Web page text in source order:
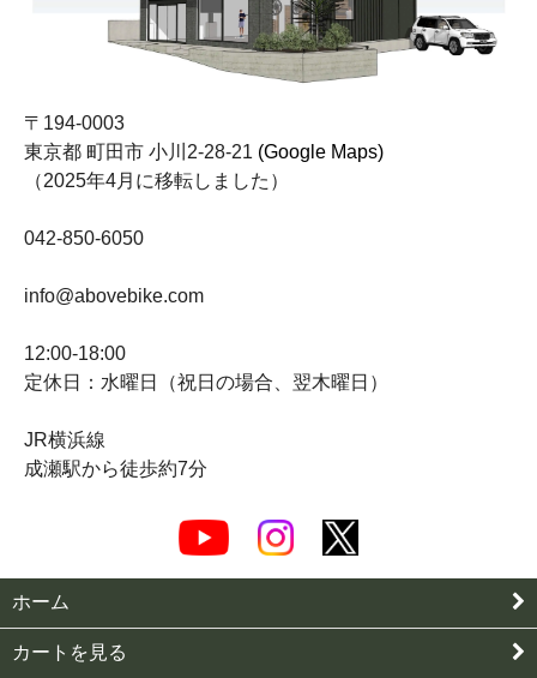
〒194-0003
東京都 町田市 小川2-28-21 (Google Maps)
（2025年4月に移転しました）
042-850-6050
info@abovebike.com
12:00-18:00
定休日：水曜日（祝日の場合、翌木曜日）
JR横浜線
成瀬駅から徒歩約7分
ホーム
カートを見る